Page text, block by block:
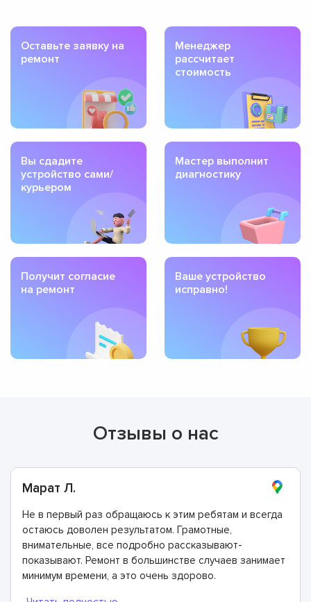
Оставьте заявку на
ремонт
Менеджер
рассчитает
стоимость
Вы сдадите
устройство сами/
курьером
Мастер выполнит
диагностику
Получит согласие
на ремонт
Ваше устройство
исправно!
Отзывы о нас
Марат Л.
Не в первый раз обращаюсь к этим ребятам и всегда
остаюсь доволен результатом. Грамотные,
внимательные, все подробно рассказывают-
показывают. Ремонт в большинстве случаев занимает
минимум времени, а это очень здорово.